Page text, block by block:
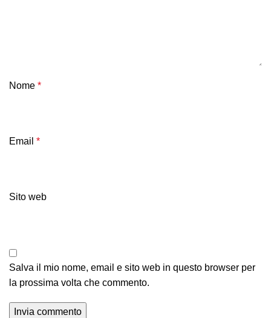
Nome *
Email *
Sito web
Salva il mio nome, email e sito web in questo browser per
la prossima volta che commento.